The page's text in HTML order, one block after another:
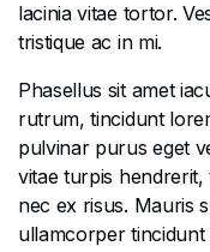
lacinia vitae tortor.
tristique ac in mi.
Phasellus sit amet
rutrum, tincidunt
pulvinar purus eget
vitae turpis
nec ex risus. Mauris
ullamcorper tincidunt